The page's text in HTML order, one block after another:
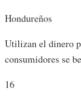
Hondureños
Utilizan el dinero
consumidores se
16